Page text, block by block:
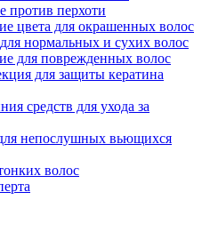
против перхоти
цвета для окрашенных волос
нормальных и сухих волос
для поврежденных волос
для защиты кератина
средств для ухода за
непослушных вьющихся
волос